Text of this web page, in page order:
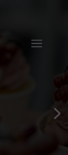
a